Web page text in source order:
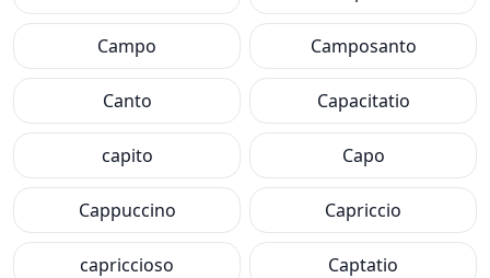
Campo Camposanto
Canto Capacitatio
capito Capo
Cappuccino Capriccio
capriccioso Captatio